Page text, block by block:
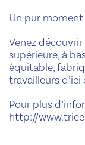
Un pur moment
Venez
supérieure, à
équitable,
travailleurs d’ici
Pour plus
http://